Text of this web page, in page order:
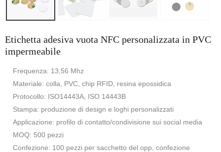
Etichetta adesiva vuota NFC personalizzata in PVC
impermeabile
Frequenza: 13,56 Mhz
Materiale: colla, PVC, chip RFID, resina epossidica
Protocollo: ISO14443A, ISO 14443B
Stampa: produzione di design e loghi personalizzati
Applicazione: profilo di contatto/condivisione sui social media
MOQ: 500 pezzi
Confezione: 100 pezzi per sacchetto del opp, confezione